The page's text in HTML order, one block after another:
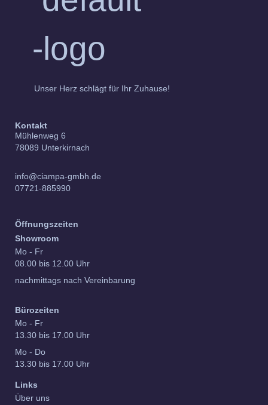
Unser Herz schlägt für Ihr Zuhause!
Kontakt
Mühlenweg 6
78089 Unterkirnach
info@ciampa-gmbh.de
07721-885990
Öffnungszeiten
Showroom
Mo - Fr
08.00 bis 12.00 Uhr
nachmittags nach Vereinbarung
Bürozeiten
Mo - Fr
13.30 bis 17.00 Uhr
Mo - Do
13.30 bis 17.00 Uhr
Links
Über uns